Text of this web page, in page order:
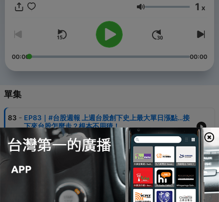
己的投資節奏，創造更多美好的可能。 讓我們一起培養投資智慧，
專頁 | 飆股女王-林恩如 -- Hosting provided by
音量 1 x
00:00 00:00
單集
83 - EP83｜#台股週報 上週台股創下史上最大單日漲點…接
下來台股怎麼走？根本不用猜！
07 Aug 2026
82
EP82｜#股票投資 股票套牢還在硬撐？想把賠錢變賺
錢？高手「解套關鍵」大公開
05 Aug 2026
EP81｜#投資新手 股票大跌怎麼辦？賣掉怕漲回、不賣